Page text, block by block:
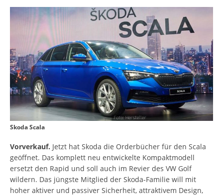
Skoda Scala
Vorverkauf. Jetzt hat Skoda die Orderbücher für den Scala
geöffnet. Das komplett neu entwickelte Kompaktmodell
ersetzt den Rapid und soll auch im Revier des VW Golf
wildern. Das jüngste Mitglied der Skoda-Familie will mit
hoher aktiver und passiver Sicherheit, attraktivem Design,